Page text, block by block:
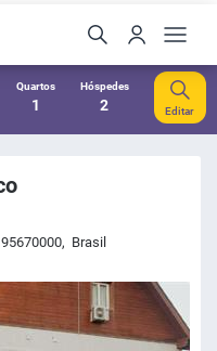
Quartos
1
Hóspedes
2 Editar
95670000, Brasil